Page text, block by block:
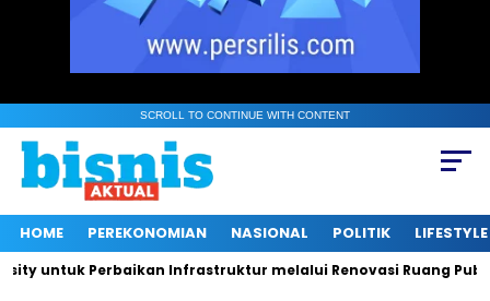
SCROLL TO CONTINUE WITH CONTENT
HOME PEREKONOMIAN NASIONAL POLITIK LIFESTYLE
untuk Perbaikan Infrastruktur melalui Renovasi Ruang Publik